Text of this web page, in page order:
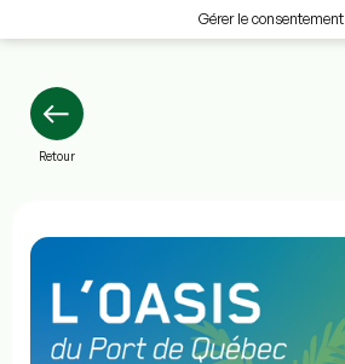
Gérer le consentement
Retour